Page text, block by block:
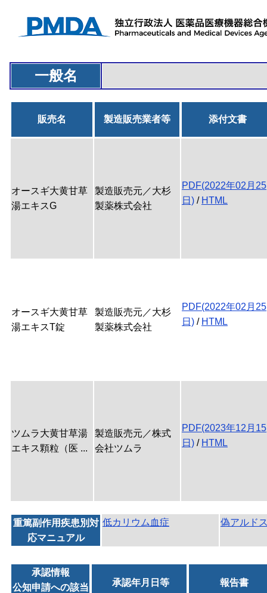
一般名
販売名 製造販売業者等 添付文書
オースギ大黄甘草
湯エキスG
製造販売元／大杉
製薬株式会社
PDF(2022年02月25
日) / HTML
オースギ大黄甘草
湯エキスT錠
製造販売元／大杉
製薬株式会社
PDF(2022年02月25
日) / HTML
ツムラ大黄甘草湯
エキス顆粒（医 ...
製造販売元／株式
会社ツムラ
PDF(2023年12月15
日) / HTML
重篤副作用疾患別対
応マニュアル
低カリウム血症 偽アルド
承認情報
公知申請への該当
承認年月日等 報告書